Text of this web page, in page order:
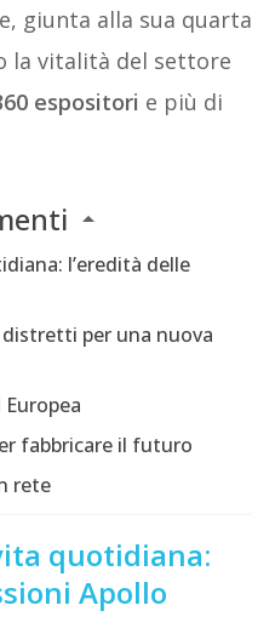
giunta alla sua quarta
la vitalità del settore
espositori e più di
l’eredità delle
distretti per una nuova
fabbricare il futuro
rete
quotidiana:
Apollo